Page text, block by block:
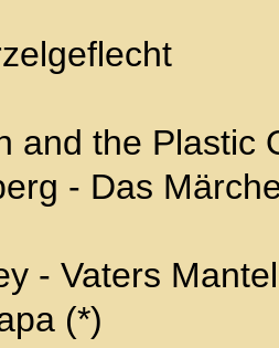
and the Plastic
- Das
- Vaters Mantel
(*)